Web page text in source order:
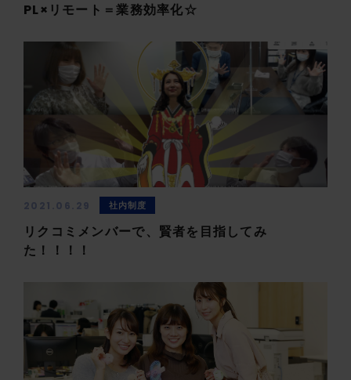
PL×リモート＝業務効率化☆
2021.06.29 社内制度
リクコミメンバーで、賢者を目指してみ
た！！！！